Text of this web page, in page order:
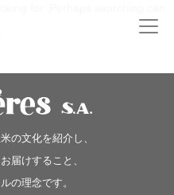
の文化を紹介し、
届けすること、
の理念です。